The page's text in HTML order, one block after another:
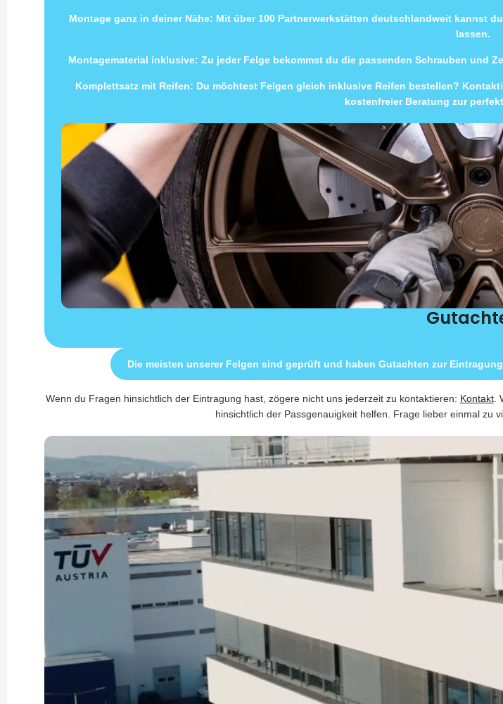
Montage ganz in deiner Nähe: Mit über 100 Partnerwerkstätten deutschlandweit kannst
lassen.
Montagematerial inklusive: Zu jeder Felge bekommst du die passenden Schrauben und
Komplettsatz mit Reifen: Du möchtest Felgen gleich inklusive Reifen bestellen?
kostenfreier Beratung zur
Die meisten unserer Felgen sind geprüft und haben Gutachten zur
Wenn du Fragen hinsichtlich der Eintragung hast, zögere nicht uns jederzeit zu kontaktieren: Kontakt.
hinsichtlich der Passgenauigkeit helfen. Frage lieber einmal zu